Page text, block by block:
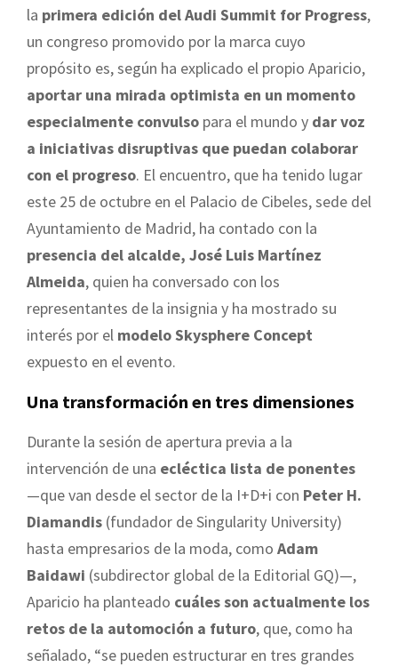
la primera edición del Audi Summit for Progress,
un congreso promovido por la marca cuyo
propósito es, según ha explicado el propio Aparicio,
aportar una mirada optimista en un momento
especialmente convulso para el mundo y dar voz
a iniciativas disruptivas que puedan colaborar
con el progreso. El encuentro, que ha tenido lugar
este 25 de octubre en el Palacio de Cibeles, sede del
Ayuntamiento de Madrid, ha contado con la
presencia del alcalde, José Luis Martínez
Almeida, quien ha conversado con los
representantes de la insignia y ha mostrado su
interés por el modelo Skysphere Concept
expuesto en el evento.
Una transformación en tres dimensiones
Durante la sesión de apertura previa a la
intervención de una ecléctica lista de ponentes
—que van desde el sector de la I+D+i con Peter H.
Diamandis (fundador de Singularity University)
hasta empresarios de la moda, como Adam
Baidawi (subdirector global de la Editorial GQ)—,
Aparicio ha planteado cuáles son actualmente los
retos de la automoción a futuro, que, como ha
señalado, “se pueden estructurar en tres grandes